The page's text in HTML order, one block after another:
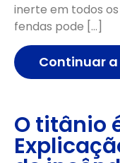
inerte em todos
fendas pode […]
Continuar a
O titânio